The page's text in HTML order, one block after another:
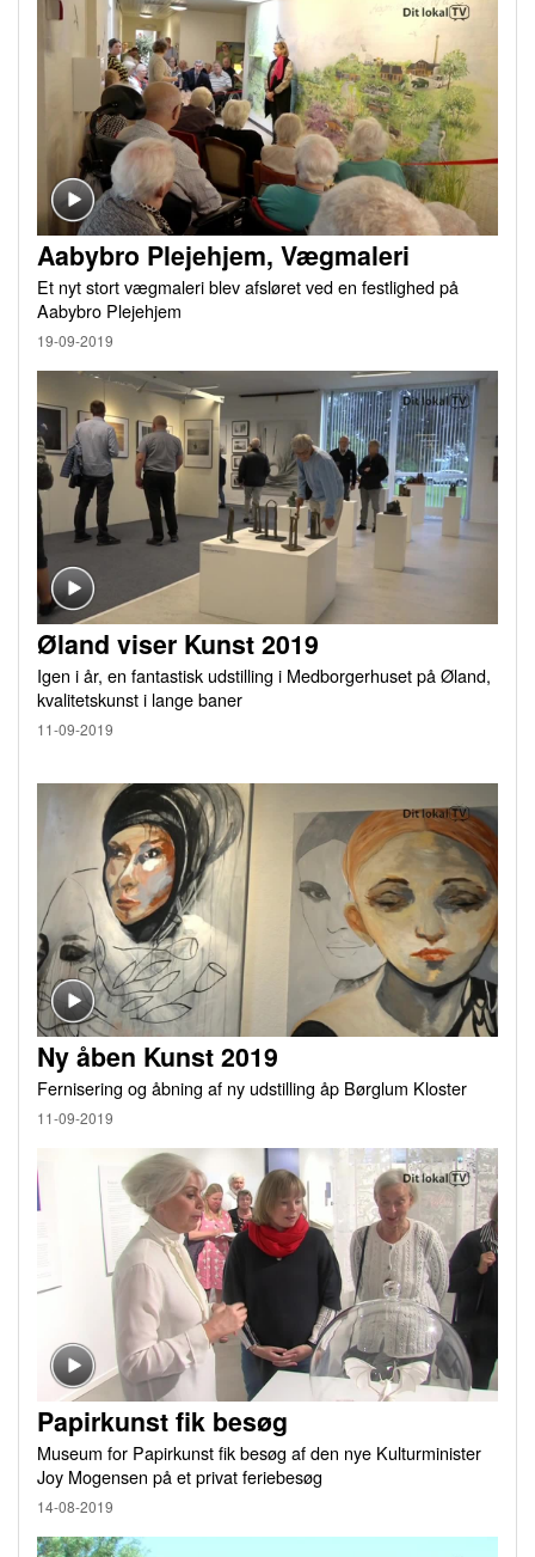
Aabybro Plejehjem, Vægmaleri
Et nyt stort vægmaleri blev afsløret ved en festlighed på
Aabybro Plejehjem
19-09-2019
Øland viser Kunst 2019
Igen i år, en fantastisk udstilling i Medborgerhuset på Øland,
kvalitetskunst i lange baner
11-09-2019
Ny åben Kunst 2019
Fernisering og åbning af ny udstilling åp Børglum Kloster
11-09-2019
Papirkunst fik besøg
Museum for Papirkunst fik besøg af den nye Kulturminister
Joy Mogensen på et privat feriebesøg
14-08-2019